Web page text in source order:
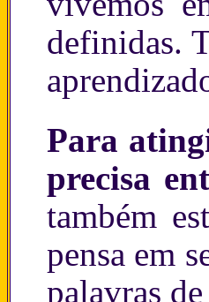
definidas.
Para
precisa
também
pensa em
palavras